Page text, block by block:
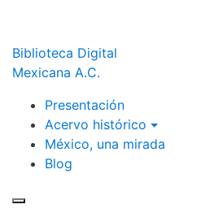
Biblioteca Digital
Mexicana A.C.
Presentación
Acervo histórico
México, una mirada
Blog